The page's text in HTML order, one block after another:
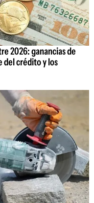
2026: ganancias de
del crédito y los